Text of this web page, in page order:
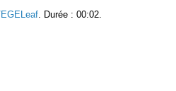
. Durée : 00:02.